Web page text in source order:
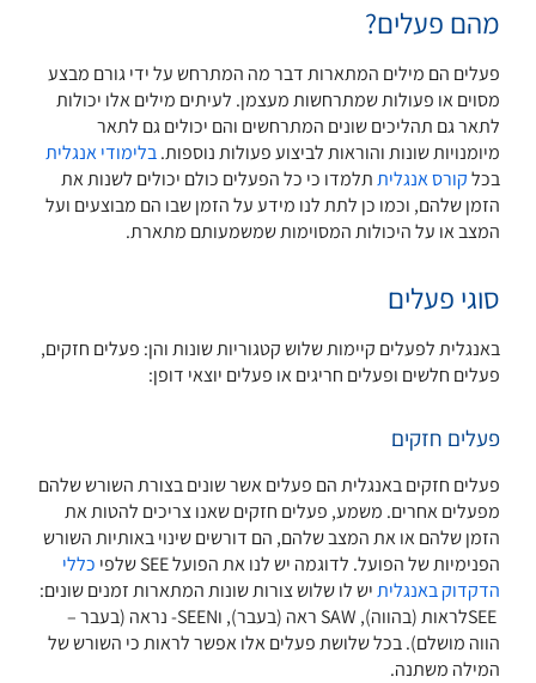
מהם פעלים?
פעלים הם מילים המתארות דבר מה המתרחש על ידי גורם מבצע
מסוים או פעולות שמתרחשות מעצמן. לעיתים מילים אלו יכולות
לתאר גם תהליכים שונים המתרחשים והם יכולים גם לתאר
מיומנויות שונות והוראות לביצוע פעולות נוספות.בלימודי אנגלית
בכלקורס אנגליתתלמדו כי כל הפעלים כולם יכולים לשנות את
הזמן שלהם, וכמו כן לתת לנו מידע על הזמן שבו הם מבוצעים ועל
המצב או על היכולות המסוימות שמשמעותם מתארת.
סוגי פעלים
באנגלית לפעלים קיימות שלוש קטגוריות שונות והן: פעלים חזקים,
פעלים חלשים ופעלים חריגים או פעלים יוצאי דופן:
פעלים חזקים
פעלים חזקים באנגלית הם פעלים אשר שונים בצורת השורש שלהם
מפעלים אחרים. משמע, פעלים חזקים שאנו צריכים להטות את
הזמן שלהם או את המצב שלהם, הם דורשים שינוי באותיות השורש
הפנימיות של הפועל. לדוגמה יש לנו את הפועל SEE שלפי
כללי
הדקדוק באנגליתיש לו שלוש צורות שונות המתארות זמנים שונים:
SEEלראות (בהווה), SAW ראה (בעבר), וSEEN- נראה (בעבר –
הווה מושלם). בכל שלושת פעלים אלו אפשר לראות כי השורש של
המילה משתנה.